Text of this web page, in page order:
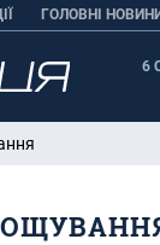
ГОЛОВНІ НОВИНИ
6